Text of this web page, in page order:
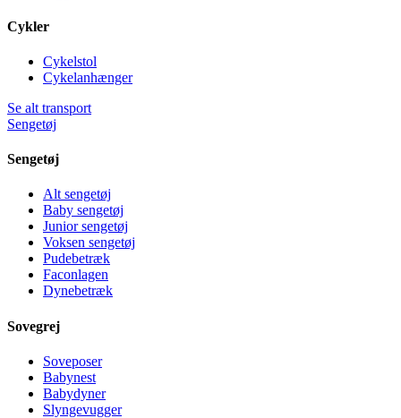
Cykler
Cykelstol
Cykelanhænger
Se alt transport
Sengetøj
Sengetøj
Alt sengetøj
Baby sengetøj
Junior sengetøj
Voksen sengetøj
Pudebetræk
Faconlagen
Dynebetræk
Sovegrej
Soveposer
Babynest
Babydyner
Slyngevugger